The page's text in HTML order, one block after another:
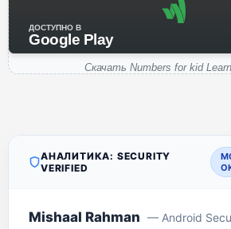
ДОСТУПНО В
Google Play
Скачать Numbers for kid
АНАЛИТИКА: SECURITY
VERIFIED
Mishaal Rahman — Android